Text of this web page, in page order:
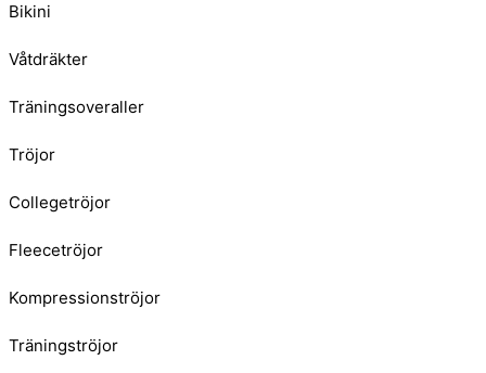
Bikini
Våtdräkter
Träningsoveraller
Tröjor
Collegetröjor
Fleecetröjor
Kompressionströjor
Träningströjor